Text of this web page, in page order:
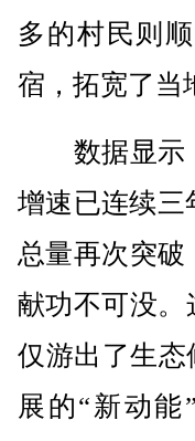
多的村民则
宿，拓宽了当
数据显示，
增速已连续三
总量再次突
献功不可没。
仅游出了生态
展的“新动